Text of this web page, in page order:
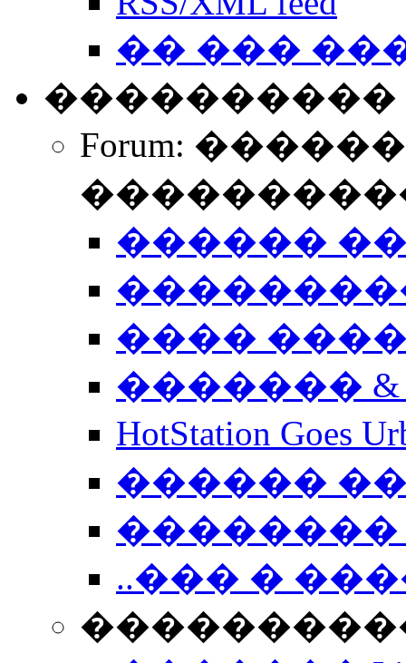
�� ���
����������
Forum:
������
����
�������
HotStation
������
��������
..��� �
����������